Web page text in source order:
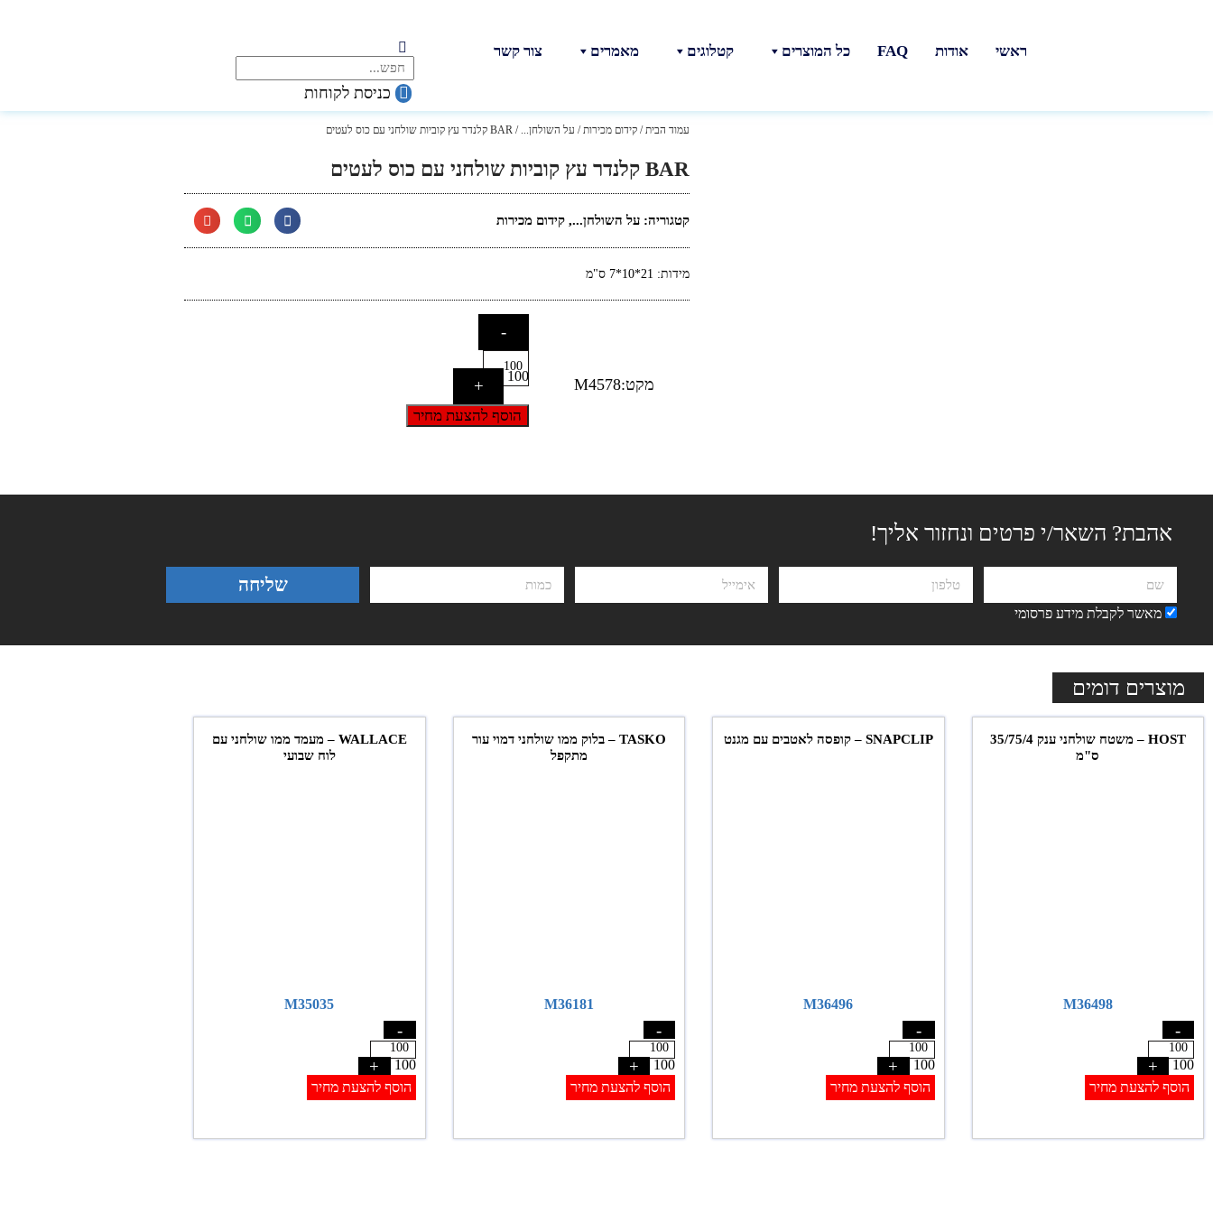
ראשי אודות FAQ כל המוצרים קטלוגים מאמרים צור קשר
כניסת לקוחות
עמוד הבית/ קידום מכירות/ על השולחן... / BAR קלנדר עץ קוביות שולחני עם כוס לעטים
BAR קלנדר עץ קוביות שולחני עם כוס לעטים
קטגוריה: על השולחן..., קידום מכירות
מידות: 21*10*7 ס"מ
מקט:M4578
-
100
+
הוסף להצעת מחיר
אהבת? השאר/י פרטים ונחזור אליך!
מאשר לקבלת מידע פרסומי
שליחה
מוצרים דומים
HOST – משטח שולחני ענק 35/75/4
ס"מ
M36498
-
100
+
הוסף להצעת מחיר
SNAPCLIP – קופסה לאטבים עם מגנט
M36496
-
100
+
הוסף להצעת מחיר
TASKO – בלוק ממו שולחני דמוי עור
מתקפל
M36181
-
100
+
הוסף להצעת מחיר
WALLACE – מעמד ממו שולחני עם
לוח שבועי
M35035
-
100
+
הוסף להצעת מחיר